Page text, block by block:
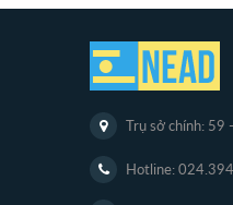
Trụ sở chính: 59
Hotline: